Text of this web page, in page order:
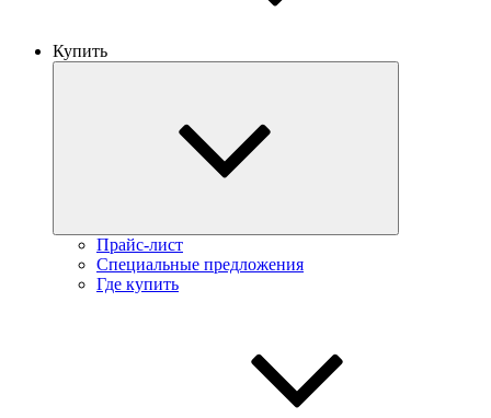
Купить
Прайс-лист
Специальные предложения
Где купить